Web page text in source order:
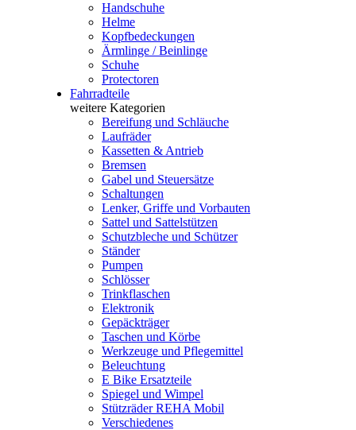
Handschuhe
Helme
Kopfbedeckungen
Ärmlinge / Beinlinge
Schuhe
Protectoren
Fahrradteile
weitere Kategorien
Bereifung und Schläuche
Laufräder
Kassetten & Antrieb
Bremsen
Gabel und Steuersätze
Schaltungen
Lenker, Griffe und Vorbauten
Sattel und Sattelstützen
Schutzbleche und Schützer
Ständer
Pumpen
Schlösser
Trinkflaschen
Elektronik
Gepäckträger
Taschen und Körbe
Werkzeuge und Pflegemittel
Beleuchtung
E Bike Ersatzteile
Spiegel und Wimpel
Stützräder REHA Mobil
Verschiedenes